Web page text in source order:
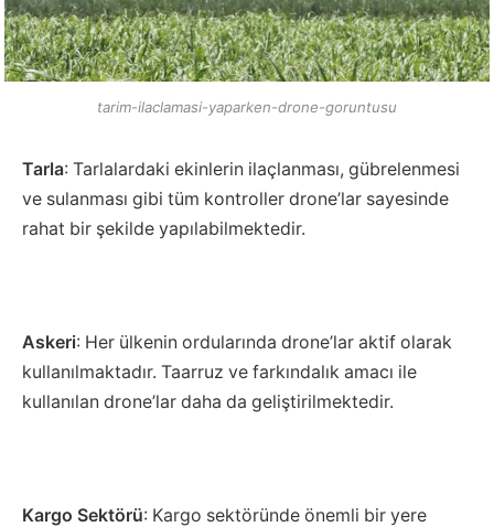
tarim-ilaclamasi-yaparken-drone-goruntusu
Tarla: Tarlalardaki ekinlerin ilaçlanması, gübrelenmesi
ve sulanması gibi tüm kontroller drone’lar sayesinde
rahat bir şekilde yapılabilmektedir.
Askeri: Her ülkenin ordularında drone’lar aktif olarak
kullanılmaktadır. Taarruz ve farkındalık amacı ile
kullanılan drone’lar daha da geliştirilmektedir.
Kargo Sektörü: Kargo sektöründe önemli bir yere